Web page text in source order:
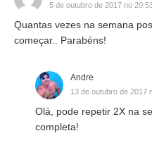
5 de outubro de 2017 no
Quantas vezes na semana
começar.. Parabéns!
Andre
13 de outubro de 2017
Olá, pode repetir 2X na
completa!